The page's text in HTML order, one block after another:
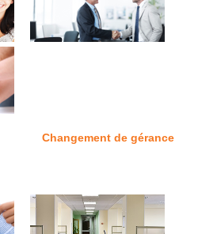
Changement de gérance